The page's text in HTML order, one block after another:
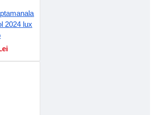
2024 lux